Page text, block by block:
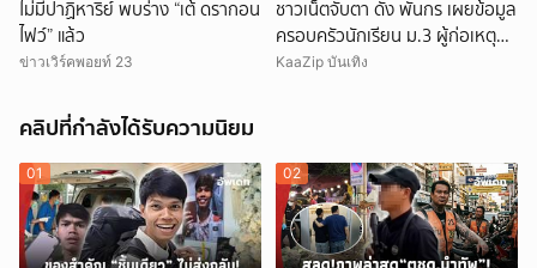
ไม่มีปาฏิหาริย์ พบร่าง “เต้ ดรากอน
ไฟว์” แล้ว
ข่าวเวิร์คพอยท์ 23
ชาวเน็ตจับตา ดัง พันกร เผยข้อมูล
ครอบครัวนักเรียน ม.3 ผู้ก่อเหตุ
และที่มาอาวุธ
KaaZip บันเทิง
คลิปที่กำลังได้รับความนิยม
01 02